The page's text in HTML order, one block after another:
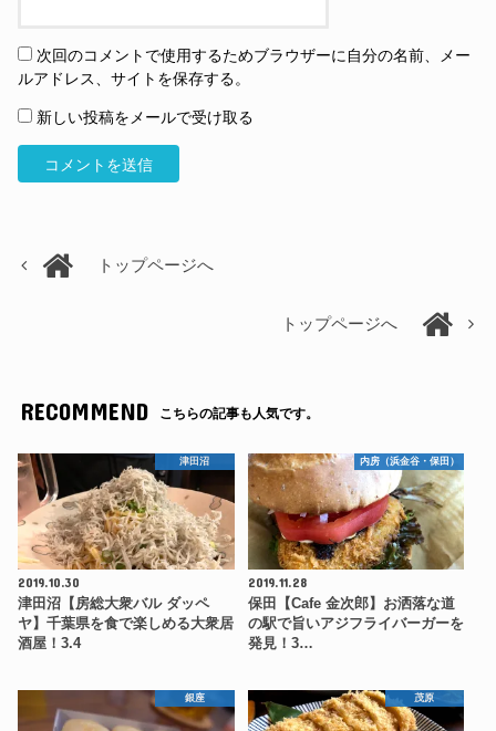
次回のコメントで使用するためブラウザーに自分の名前、メー
ルアドレス、サイトを保存する。
新しい投稿をメールで受け取る
トップページへ
トップページへ
RECOMMEND こちらの記事も人気です。
津田沼
2019.10.30
津田沼【房総大衆バル ダッペ
ヤ】千葉県を食で楽しめる大衆居
酒屋！3.4
内房（浜金谷・保田）
2019.11.28
保田【Cafe 金次郎】お洒落な道
の駅で旨いアジフライバーガーを
発見！3…
銀座 茂原